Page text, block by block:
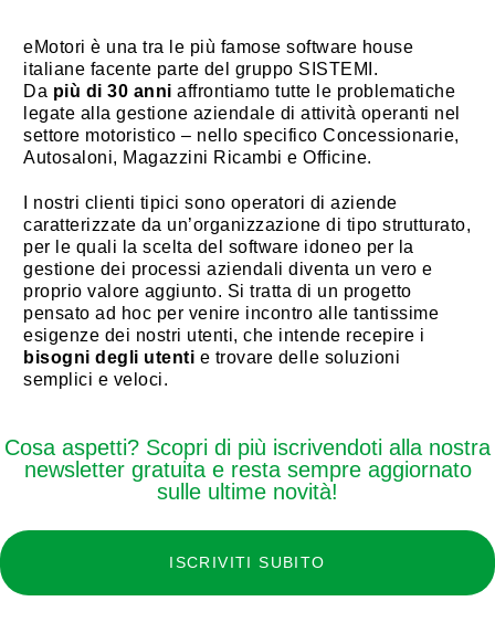
eMotori è una tra le più famose software house
italiane facente parte del gruppo SISTEMI.
Da più di 30 anni affrontiamo tutte le problematiche
legate alla gestione aziendale di attività operanti nel
settore motoristico – nello specifico Concessionarie,
Autosaloni, Magazzini Ricambi e Officine.
I nostri clienti tipici sono operatori di aziende
caratterizzate da un’organizzazione di tipo strutturato,
per le quali la scelta del software idoneo per la
gestione dei processi aziendali diventa un vero e
proprio valore aggiunto. Si tratta di un progetto
pensato ad hoc per venire incontro alle tantissime
esigenze dei nostri utenti, che intende recepire i
bisogni degli utenti e trovare delle soluzioni
semplici e veloci.
Cosa aspetti? Scopri di più iscrivendoti alla nostra
newsletter gratuita e resta sempre aggiornato
sulle ultime novità!
ISCRIVITI SUBITO